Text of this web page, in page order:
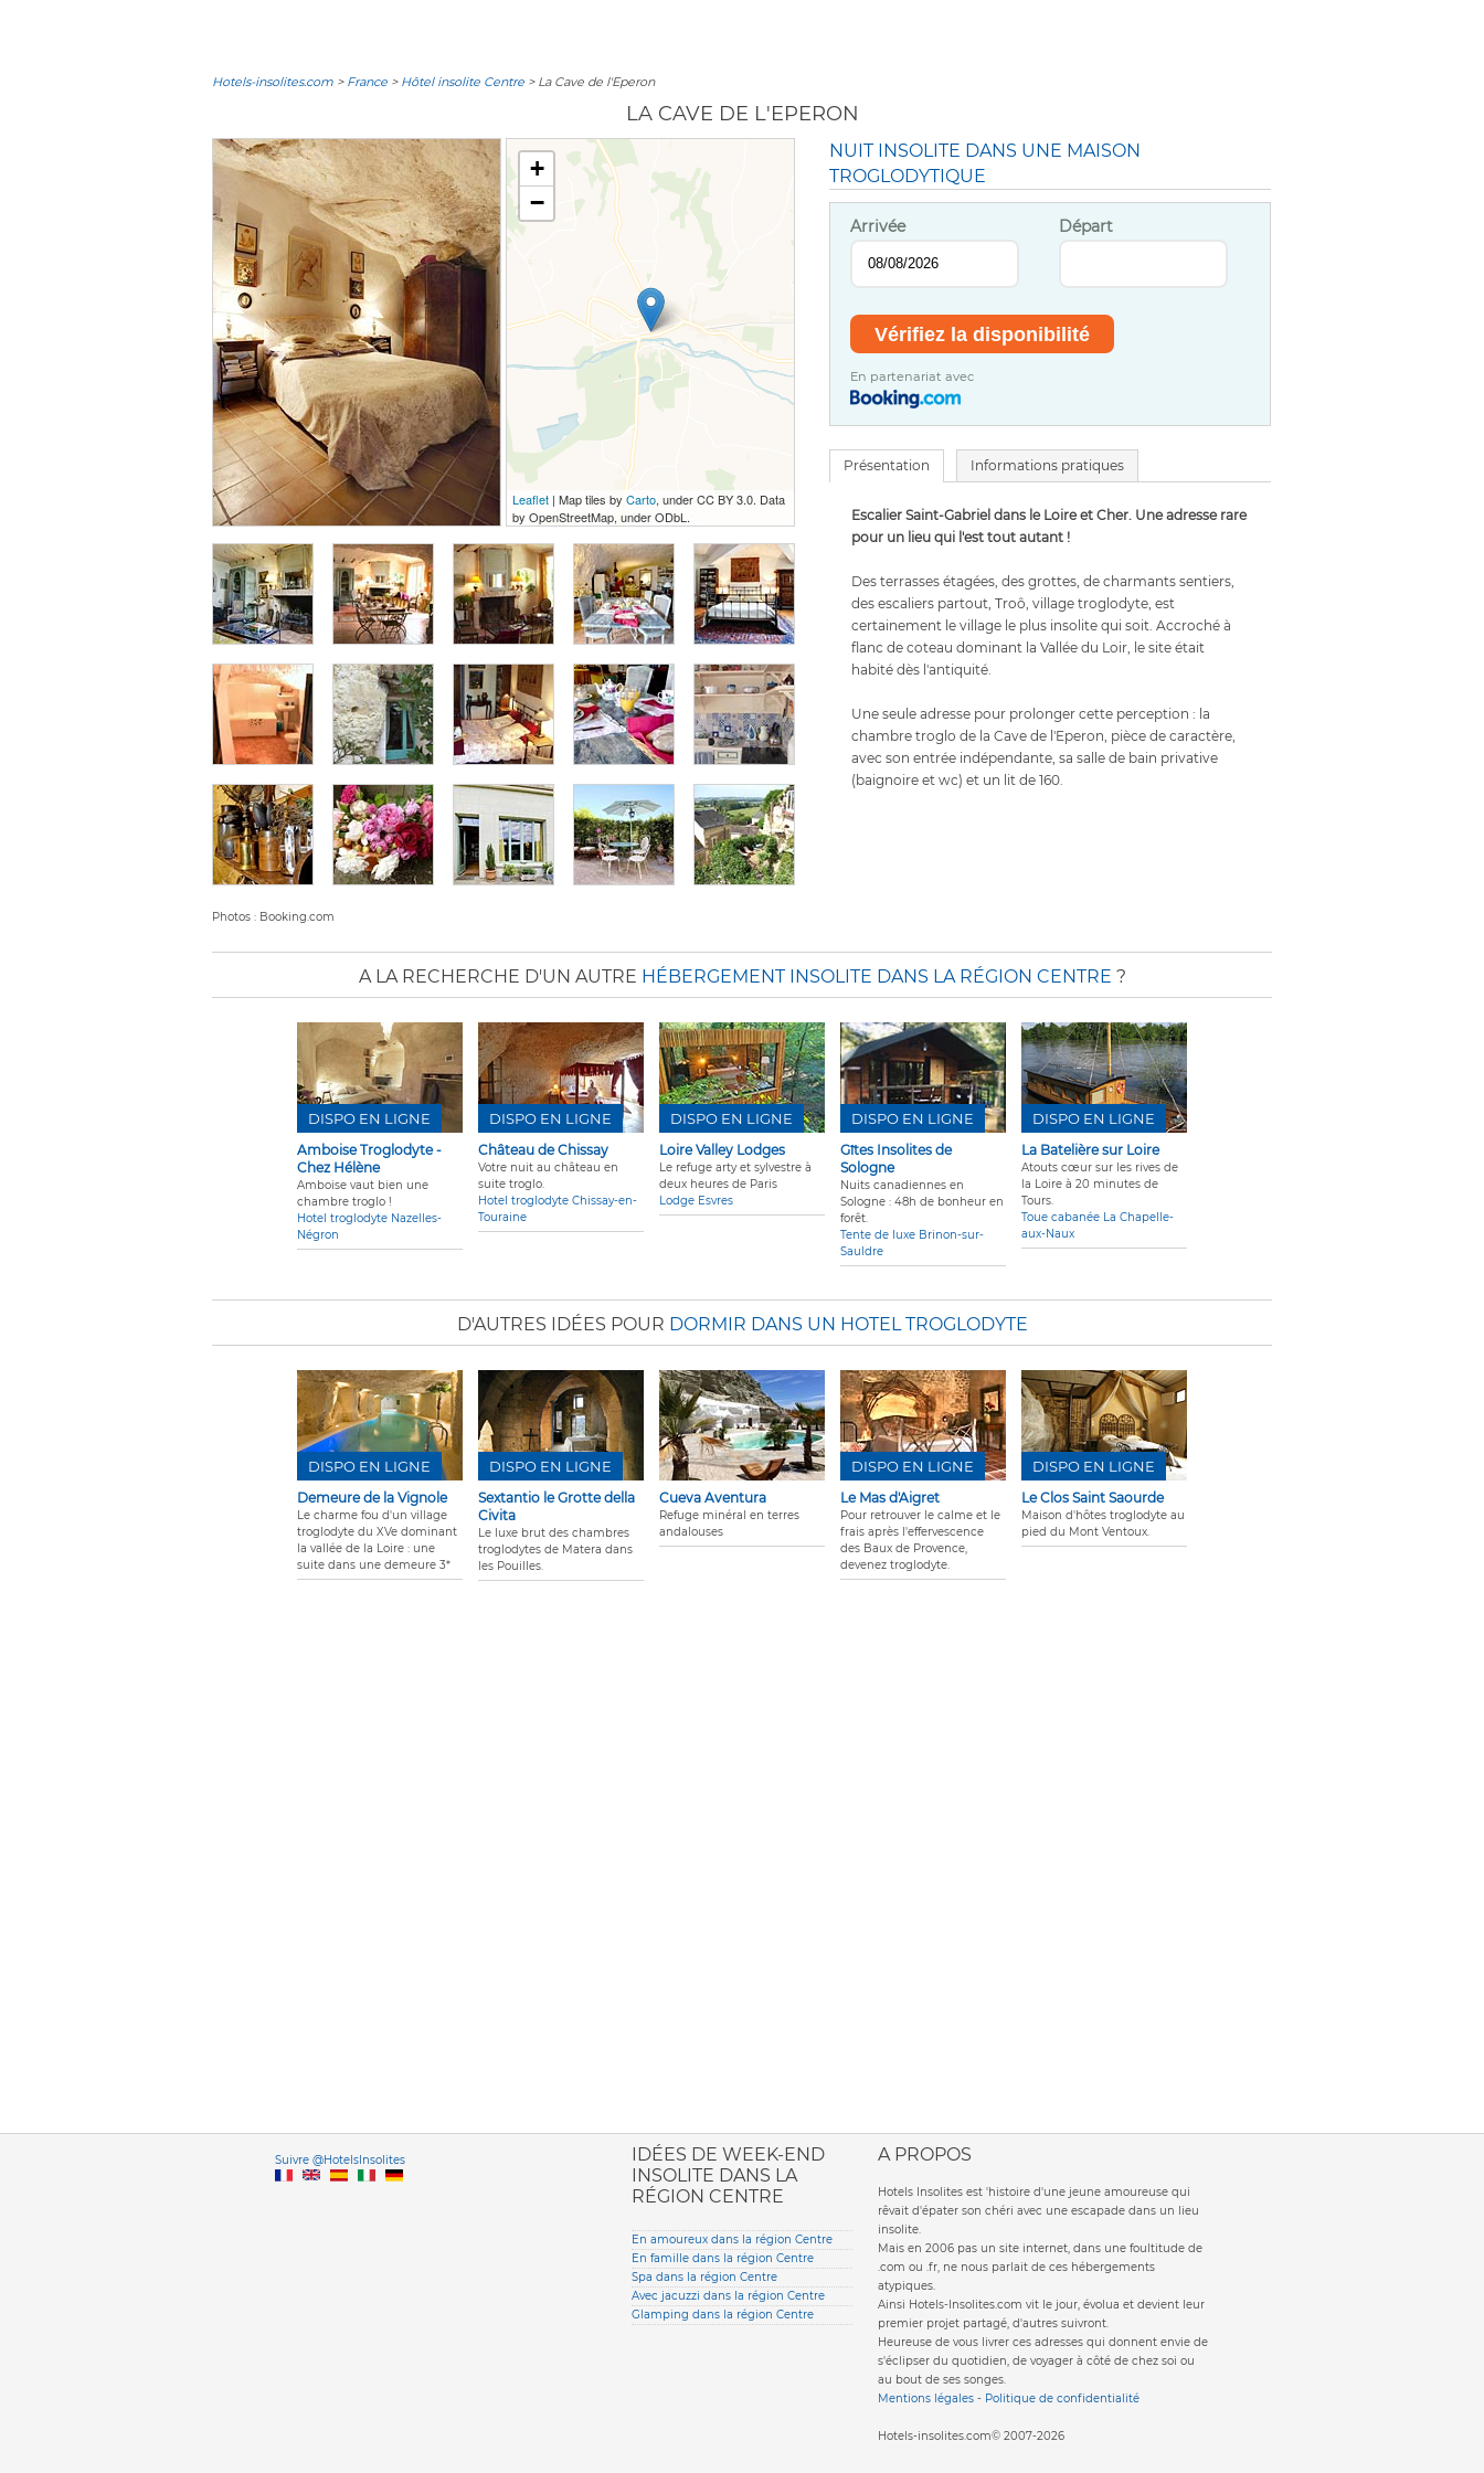
Hotels-insolites.com > France > Hôtel insolite Centre > La Cave de l'Eperon
LA CAVE DE L'EPERON
+
−
Leaflet | Map tiles byCarto, under CC BY 3.0. Data
by OpenStreetMap, under ODbL.
Photos : Booking.com
NUIT INSOLITE DANS UNE MAISON
TROGLODYTIQUE
Arrivée Départ
En partenariat avec
Présentation Informations pratiques
Escalier Saint-Gabriel dans le Loire et Cher. Une adresse rare
pour un lieu qui l'est tout autant !
Des terrasses étagées, des grottes, de charmants sentiers,
des escaliers partout, Troô, village troglodyte, est
certainement le village le plus insolite qui soit. Accroché à
flanc de coteau dominant la Vallée du Loir, le site était
habité dès l'antiquité.
Une seule adresse pour prolonger cette perception : la
chambre troglo de la Cave de l'Eperon, pièce de caractère,
avec son entrée indépendante, sa salle de bain privative
(baignoire et wc) et un lit de 160.
A LA RECHERCHE D'UN AUTRE HÉBERGEMENT INSOLITE DANS LA RÉGION CENTRE ?
Amboise Troglodyte -
Chez Hélène
Amboise vaut bien une
chambre troglo !
Hotel troglodyte Nazelles-
Négron
DISPO EN LIGNE
Château de Chissay
Votre nuit au château en
suite troglo.
Hotel troglodyte Chissay-en-
Touraine
DISPO EN LIGNE
Loire Valley Lodges
Le refuge arty et sylvestre à
deux heures de Paris
Lodge Esvres
DISPO EN LIGNE
Gîtes Insolites de
Sologne
Nuits canadiennes en
Sologne : 48h de bonheur en
forêt.
Tente de luxe Brinon-sur-
Sauldre
DISPO EN LIGNE
La Batelière sur Loire
Atouts cœur sur les rives de
la Loire à 20 minutes de
Tours.
Toue cabanée La Chapelle-
aux-Naux
DISPO EN LIGNE
D'AUTRES IDÉES POUR DORMIR DANS UN HOTEL TROGLODYTE
Demeure de la Vignole
Le charme fou d'un village
troglodyte du XVe dominant
la vallée de la Loire : une
suite dans une demeure 3*
DISPO EN LIGNE
Sextantio le Grotte della
Civita
Le luxe brut des chambres
troglodytes de Matera dans
les Pouilles.
DISPO EN LIGNE
Cueva Aventura
Refuge minéral en terres
andalouses
Le Mas d'Aigret
Pour retrouver le calme et le
frais après l'effervescence
des Baux de Provence,
devenez troglodyte.
DISPO EN LIGNE
Le Clos Saint Saourde
Maison d'hôtes troglodyte au
pied du Mont Ventoux.
DISPO EN LIGNE
Suivre @HotelsInsolitesVersione italiana
IDÉES DE WEEK-END
INSOLITE DANS LA
RÉGION CENTRE
En amoureux dans la région Centre
En famille dans la région Centre
Spa dans la région Centre
Avec jacuzzi dans la région Centre
Glamping dans la région Centre
A PROPOS
Hotels Insolites est 'histoire d'une jeune amoureuse qui
rêvait d'épater son chéri avec une escapade dans un lieu
insolite.
Mais en 2006 pas un site internet, dans une foultitude de
.com ou .fr, ne nous parlait de ces hébergements
atypiques.
Ainsi Hotels-Insolites.com vit le jour, évolua et devient leur
premier projet partagé, d'autres suivront.
Heureuse de vous livrer ces adresses qui donnent envie de
s'éclipser du quotidien, de voyager à côté de chez soi ou
au bout de ses songes.
Mentions légales - Politique de confidentialité
Hotels-insolites.com© 2007-2026